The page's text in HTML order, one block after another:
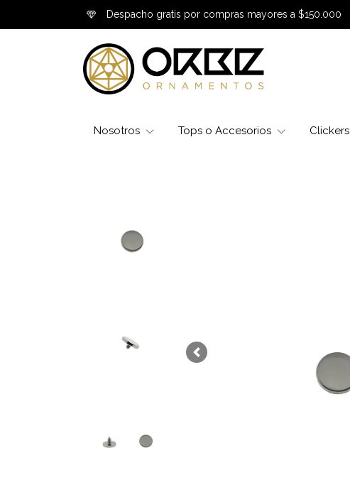
Despacho gratis por compras mayores a $150.000
Nosotros Tops o Accesorios Clickers
Previous